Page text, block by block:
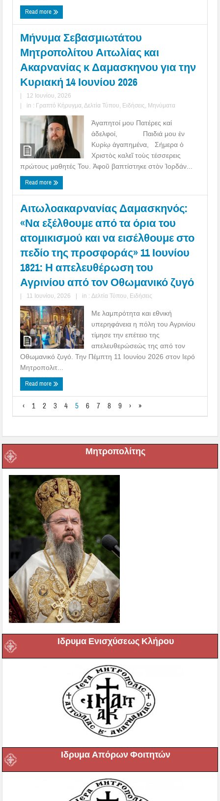
Read more
Μήνυμα Σεβασμιωτάτου
Μητροπολίτου Αιτωλίας και
Ακαρνανίας κ Δαμασκηνου για την
Κυριακή 14 Ιουνίου 2026
|
12 Ιουνίου, 2026
|
in : Γραπτό Κήρυγμα Δελτία Τύπου Ειδήσεις Μηνύματα
Ἀγαπητοί μου Πατέρες καί
ἀδελφοί, Παιδιά μου ἐν
Κυρίῳ ἀγαπημένα, Σήμερα ὁ
Χριστὸς καλεῖ τοὺς τέσσερεις
πρώτους μαθητές Του. Ἀφοῦ βαπτίστηκε στὸν Ἰορδάν...
Read more
Αιτωλοακαρνανίας Δαμασκηνός:
«Να εξέλθουμε από τα όρια του
ατομικισμού και να εισέλθουμε στο
πεδίο της προσφοράς» 11 Ιουνίου
1821: Η απελευθέρωση του
Αγρινίου από τον Οθωμανικό ζυγό
| 11 Ιουνίου, 2026 | in : Δελτία Τύπου Ειδήσεις
Με λαμπρότητα και εθνική
υπερηφάνεια η πόλη του Αγρινίου
τίμησε την επέτειο της
απελευθερώσεώς της από τον
Οθωμανικό ζυγό. Την Πέμπτη 11 Ιουνίου 2026 στον Ιερό
Μητροπολιτ...
Read more
‹ 1 2 3 4 5 6 7 8 9 › »
Μητροπολίτης
Ιδρυμα Ενισχύσεως Κλήρου
Ιδρυμα Απόρων Φοιτητών